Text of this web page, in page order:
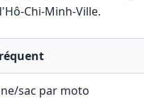
Chi-Minh-Ville.
sac par moto